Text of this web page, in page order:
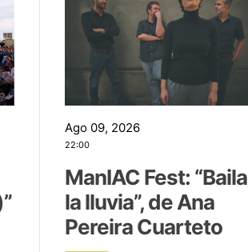
Ago 09, 2026
22:00
ManIAC Fest: “Baila
la lluvia”, de Ana
Pereira Cuarteto